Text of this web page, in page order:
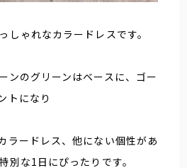
しゃれなカラードレスです。
ンのグリーンはベースに、ゴー
トになり
ラードレス、他にない個性があ
別な1日にぴったりです。